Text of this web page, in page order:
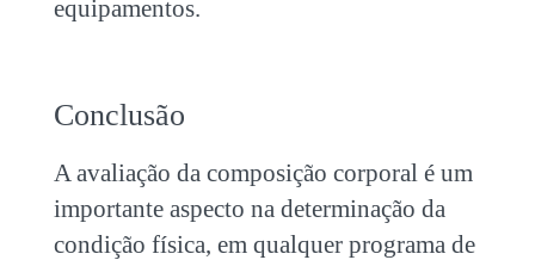
equipamentos.
Conclusão
A avaliação da composição corporal é um
importante aspecto na determinação da
condição física, em qualquer programa de